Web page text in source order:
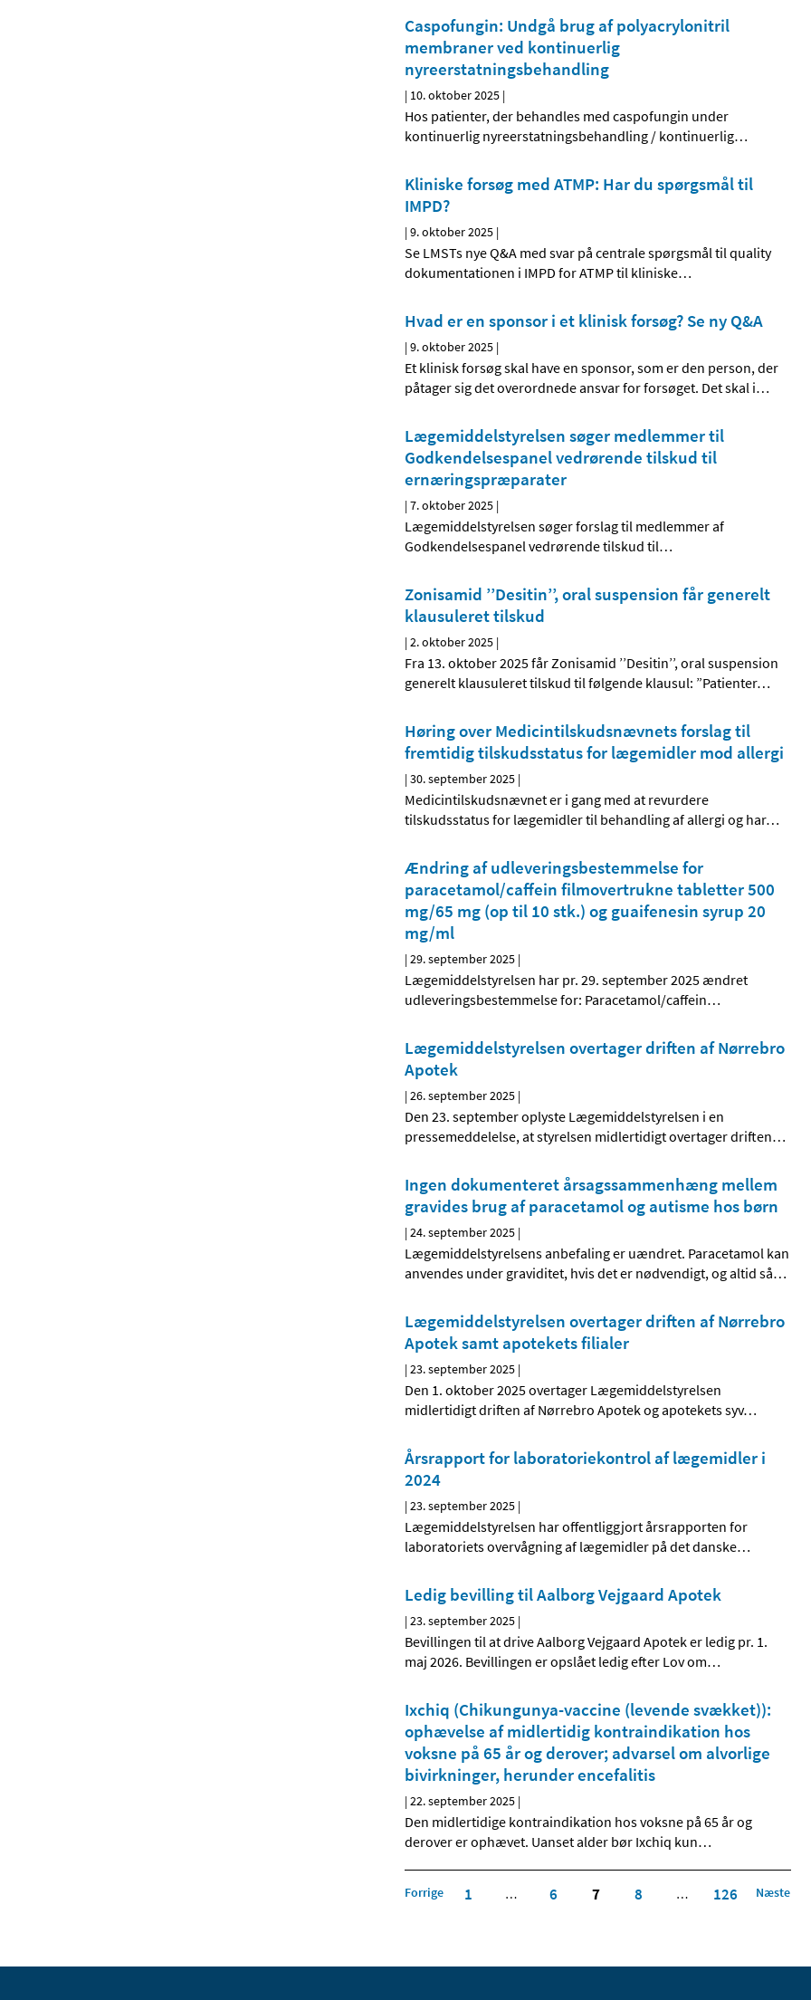
Caspofungin: Undgå brug af polyacrylonitril
membraner ved kontinuerlig
nyreerstatningsbehandling
| 10. oktober 2025 |
Hos patienter, der behandles med caspofungin under
kontinuerlig nyreerstatningsbehandling / kontinuerlig…
Kliniske forsøg med ATMP: Har du spørgsmål til
IMPD?
|9. oktober 2025 |
Se LMSTs nye Q&A med svar på centrale spørgsmål til quality
dokumentationen i IMPD for ATMP til kliniske…
Hvad er en sponsor i et klinisk forsøg? Se ny Q&A
|9. oktober 2025 |
Et klinisk forsøg skal have en sponsor, som er den person, der
påtager sig det overordnede ansvar for forsøget. Det skal i…
Lægemiddelstyrelsen søger medlemmer til
Godkendelsespanel vedrørende tilskud til
ernæringspræparater
|7. oktober 2025 |
Lægemiddelstyrelsen søger forslag til medlemmer af
Godkendelsespanel vedrørende tilskud til…
Zonisamid ’’Desitin’’, oral suspension får generelt
klausuleret tilskud
|2. oktober 2025 |
Fra 13. oktober 2025 får Zonisamid ’’Desitin’’, oral suspension
generelt klausuleret tilskud til følgende klausul: ”Patienter…
Høring over Medicintilskudsnævnets forslag til
fremtidig tilskudsstatus for lægemidler mod allergi
|30. september 2025 |
Medicintilskudsnævnet er i gang med at revurdere
tilskudsstatus for lægemidler til behandling af allergi og har…
Ændring af udleveringsbestemmelse for
paracetamol/caffein filmovertrukne tabletter 500
mg/65 mg (op til 10 stk.) og guaifenesin syrup 20
mg/ml
|29. september 2025 |
Lægemiddelstyrelsen har pr. 29. september 2025 ændret
udleveringsbestemmelse for: Paracetamol/caffein…
Lægemiddelstyrelsen overtager driften af Nørrebro
Apotek
|26. september 2025 |
Den 23. september oplyste Lægemiddelstyrelsen i en
pressemeddelelse, at styrelsen midlertidigt overtager driften…
Ingen dokumenteret årsagssammenhæng mellem
gravides brug af paracetamol og autisme hos børn
|24. september 2025 |
Lægemiddelstyrelsens anbefaling er uændret. Paracetamol kan
anvendes under graviditet, hvis det er nødvendigt, og altid så…
Lægemiddelstyrelsen overtager driften af Nørrebro
Apotek samt apotekets filialer
|23. september 2025 |
Den 1. oktober 2025 overtager Lægemiddelstyrelsen
midlertidigt driften af Nørrebro Apotek og apotekets syv…
Årsrapport for laboratoriekontrol af lægemidler i
2024
|23. september 2025 |
Lægemiddelstyrelsen har offentliggjort årsrapporten for
laboratoriets overvågning af lægemidler på det danske…
Ledig bevilling til Aalborg Vejgaard Apotek
|23. september 2025 |
Bevillingen til at drive Aalborg Vejgaard Apotek er ledig pr. 1.
maj 2026. Bevillingen er opslået ledig efter Lov om…
Ixchiq (Chikungunya-vaccine (levende svækket)):
ophævelse af midlertidig kontraindikation hos
voksne på 65 år og derover; advarsel om alvorlige
bivirkninger, herunder encefalitis
|22. september 2025 |
Den midlertidige kontraindikation hos voksne på 65 år og
derover er ophævet. Uanset alder bør Ixchiq kun…
Forrige 1 … 6 7 8 … 126 Næste